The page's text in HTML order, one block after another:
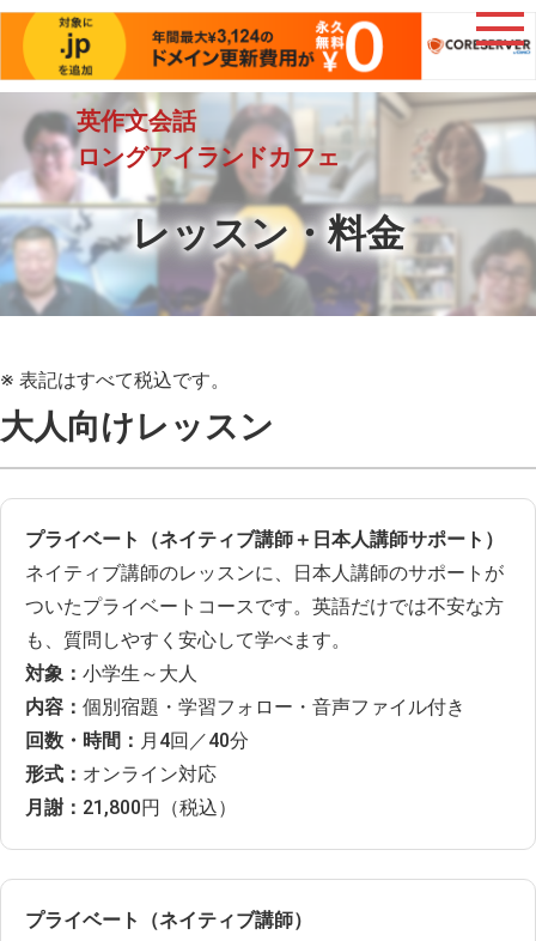
英作文会話
ロングアイランドカフェ
レッスン・料金
※ 表記はすべて税込です。
大人向けレッスン
プライベート（ネイティブ講師＋日本人講師サポート）
ネイティブ講師のレッスンに、日本人講師のサポートが
ついたプライベートコースです。英語だけでは不安な方
も、質問しやすく安心して学べます。
対象： 小学生～大人
内容： 個別宿題・学習フォロー・音声ファイル付き
回数・時間： 月4回／40分
形式： オンライン対応
月謝： 21,800円（税込）
プライベート（ネイティブ講師）